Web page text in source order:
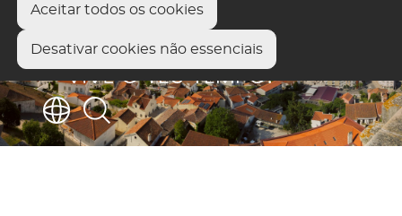
Aceitar todos os cookies
Desativar cookies não essenciais